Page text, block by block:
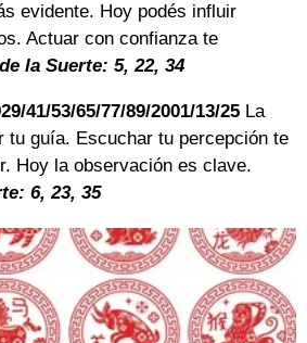
evidente. Hoy podés influir
Actuar con confianza te
la Suerte: 5, 22, 34
41/53/65/77/89/2001/13/25 La
tu guía. Escuchar tu percepción te
Hoy la observación es clave.
6, 23, 35